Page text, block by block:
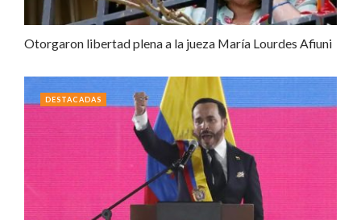
Otorgaron libertad plena a la jueza María Lourdes Afiuni
DESTACADAS